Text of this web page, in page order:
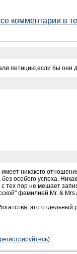
комментарии в
петицию,если бы они
никакого
особого успеха.
тех пор не мешает
фамилией Mr. &
это отдельный
):